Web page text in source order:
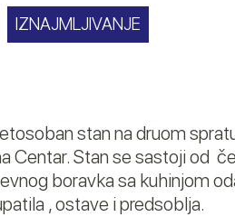
IZNAJMLJIVANJE
stan na druom
Centar. Stan se sastoji od
boravka sa kuhinjom
, ostave i predsoblja.